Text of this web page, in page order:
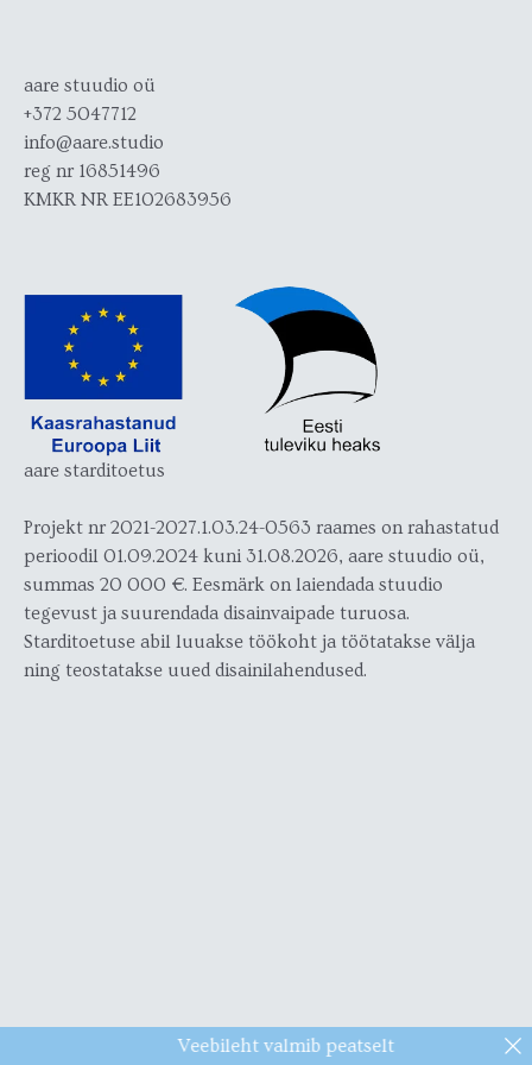
aare stuudio oü
+372 5047712
info@aare.studio
reg nr 16851496
KMKR NR EE102683956
aare starditoetus
Projekt nr 2021-2027.1.03.24-0563 raames on rahastatud
perioodil 01.09.2024 kuni 31.08.2026, aare stuudio oü,
summas 20 000 €. Eesmärk on laiendada stuudio
tegevust ja suurendada disainvaipade turuosa.
Starditoetuse abil luuakse töökoht ja töötatakse välja
ning teostatakse uued disainilahendused.
Veebileht valmib peatselt